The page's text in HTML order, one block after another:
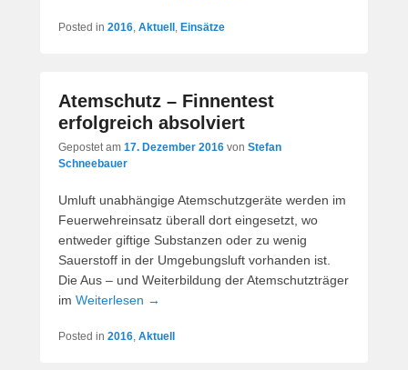
Posted in 2016, Aktuell , Einsätze
Atemschutz – Finnentest
erfolgreich absolviert
Gepostet am 17. Dezember 2016 von Stefan
Schneebauer
Umluft unabhängige Atemschutzgeräte werden im
Feuerwehreinsatz überall dort eingesetzt, wo
entweder giftige Substanzen oder zu wenig
Sauerstoff in der Umgebungsluft vorhanden ist.
Die Aus – und Weiterbildung der Atemschutzträger
im Weiterlesen →
Posted in 2016, Aktuell